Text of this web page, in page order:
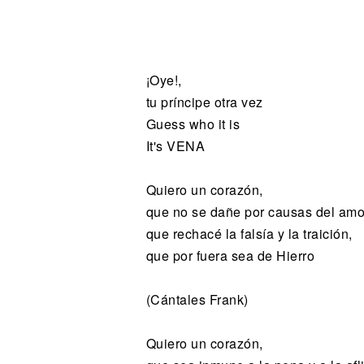
¡Oye!,
tu príncipe otra vez
Guess who it is
It's VENA
Quiero un corazón,
que no se dañe por causas del
que rechacé la falsía y la traición,
que por fuera sea de Hierro
(Cántales Frank)
Quiero un corazón,